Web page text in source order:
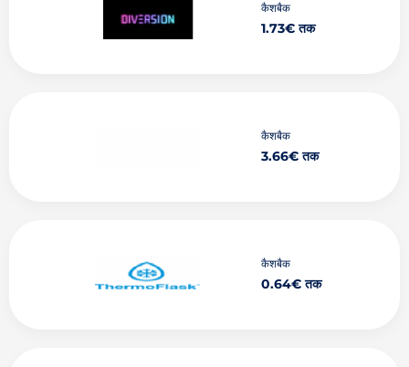
कैशबैक
1.73€ तक
कैशबैक
3.66€ तक
कैशबैक
0.64€ तक